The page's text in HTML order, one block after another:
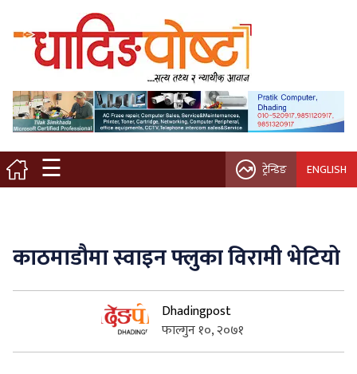
☰
मुख्य पृष्ठ
स्थानीय समाचार
विचार / ब्लग
नगर/गाउँ पालिका
प्रवास
ट्रेन्डिङ ENGLISH
काठमाडौमा स्वाइन फ्लुका विरामी भेटियो
Dhadingpost
फाल्गुन १०, २०७१